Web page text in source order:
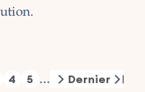
Page
4 Page
5 …
Next
Last
Dernier